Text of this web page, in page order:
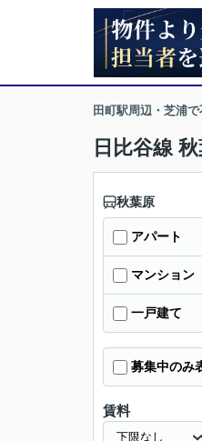
田町駅周辺・芝浦
日比谷線
秋葉原
アパート
マンション
一戸建て
募集中のみ
賃料